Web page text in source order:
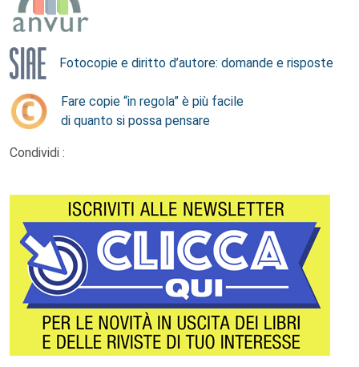
Fotocopie e diritto d’autore: domande e risposte
Fare copie “in regola” è più facile
di quanto si possa pensare
Condividi :